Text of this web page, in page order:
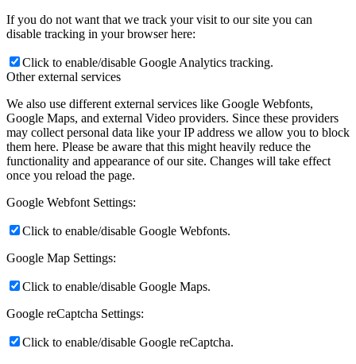
If you do not want that we track your visit to our site you can
disable tracking in your browser here:
Click to enable/disable Google Analytics tracking.
Other external services
We also use different external services like Google Webfonts,
Google Maps, and external Video providers. Since these providers
may collect personal data like your IP address we allow you to block
them here. Please be aware that this might heavily reduce the
functionality and appearance of our site. Changes will take effect
once you reload the page.
Google Webfont Settings:
Click to enable/disable Google Webfonts.
Google Map Settings:
Click to enable/disable Google Maps.
Google reCaptcha Settings:
Click to enable/disable Google reCaptcha.